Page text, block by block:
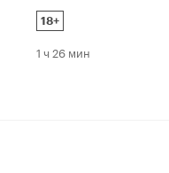
18+
1 ч 26 мин